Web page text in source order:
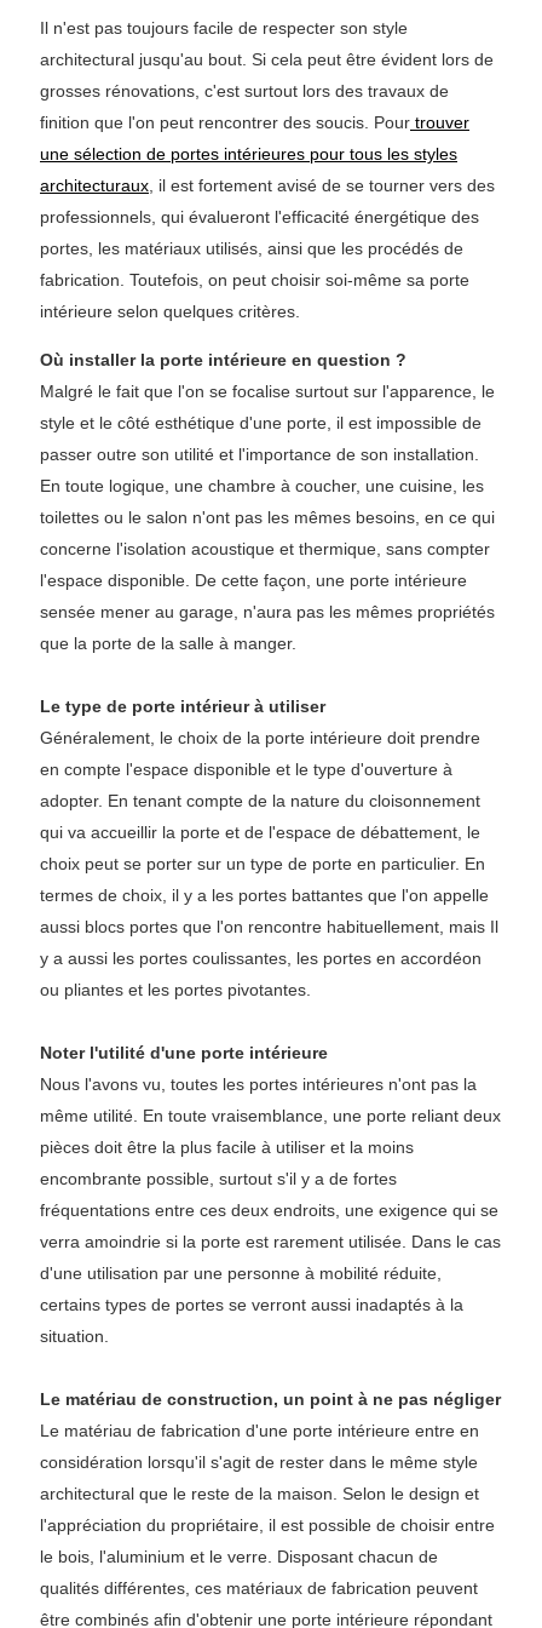
Il n'est pas toujours facile de respecter son style
architectural jusqu'au bout. Si cela peut être évident lors de
grosses rénovations, c'est surtout lors des travaux de
finition que l'on peut rencontrer des soucis. Pour trouver
une sélection de portes intérieures pour tous les styles
architecturaux , il est fortement avisé de se tourner vers des
professionnels, qui évalueront l'efficacité énergétique des
portes, les matériaux utilisés, ainsi que les procédés de
fabrication. Toutefois, on peut choisir soi-même sa porte
intérieure selon quelques critères.
Où installer la porte intérieure en question ?
Malgré le fait que l'on se focalise surtout sur l'apparence, le
style et le côté esthétique d'une porte, il est impossible de
passer outre son utilité et l'importance de son installation.
En toute logique, une chambre à coucher, une cuisine, les
toilettes ou le salon n'ont pas les mêmes besoins, en ce qui
concerne l'isolation acoustique et thermique, sans compter
l'espace disponible. De cette façon, une porte intérieure
sensée mener au garage, n'aura pas les mêmes propriétés
que la porte de la salle à manger.
Le type de porte intérieur à utiliser
Généralement, le choix de la porte intérieure doit prendre
en compte l'espace disponible et le type d'ouverture à
adopter. En tenant compte de la nature du cloisonnement
qui va accueillir la porte et de l'espace de débattement, le
choix peut se porter sur un type de porte en particulier. En
termes de choix, il y a les portes battantes que l'on appelle
aussi blocs portes que l'on rencontre habituellement, mais Il
y a aussi les portes coulissantes, les portes en accordéon
ou pliantes et les portes pivotantes.
Noter l'utilité d'une porte intérieure
Nous l'avons vu, toutes les portes intérieures n'ont pas la
même utilité. En toute vraisemblance, une porte reliant deux
pièces doit être la plus facile à utiliser et la moins
encombrante possible, surtout s'il y a de fortes
fréquentations entre ces deux endroits, une exigence qui se
verra amoindrie si la porte est rarement utilisée. Dans le cas
d'une utilisation par une personne à mobilité réduite,
certains types de portes se verront aussi inadaptés à la
situation.
Le matériau de construction, un point à ne pas négliger
Le matériau de fabrication d'une porte intérieure entre en
considération lorsqu'il s'agit de rester dans le même style
architectural que le reste de la maison. Selon le design et
l'appréciation du propriétaire, il est possible de choisir entre
le bois, l'aluminium et le verre. Disposant chacun de
qualités différentes, ces matériaux de fabrication peuvent
être combinés afin d'obtenir une porte intérieure répondant